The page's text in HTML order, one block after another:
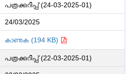
പത്രക്കുറിപ്പ് (24-03-2025-01)
24/03/2025
കാണുക (194 KB)
പത്രക്കുറിപ്പ് (22-03-2025-01)